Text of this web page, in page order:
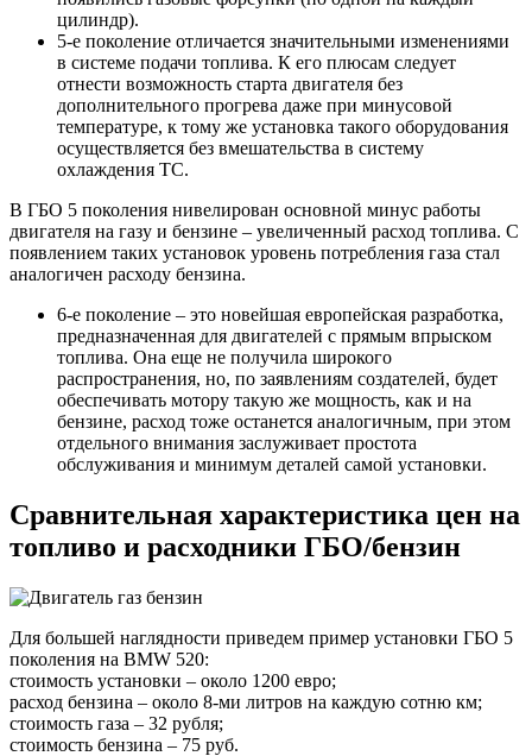
цилиндр).
5-е поколение отличается значительными изменениями
в системе подачи топлива. К его плюсам следует
отнести возможность старта двигателя без
дополнительного прогрева даже при минусовой
температуре, к тому же установка такого оборудования
осуществляется без вмешательства в систему
охлаждения ТС.
В ГБО 5 поколения нивелирован основной минус работы
двигателя на газу и бензине – увеличенный расход топлива. С
появлением таких установок уровень потребления газа стал
аналогичен расходу бензина.
6-е поколение – это новейшая европейская разработка,
предназначенная для двигателей с прямым впрыском
топлива. Она еще не получила широкого
распространения, но, по заявлениям создателей, будет
обеспечивать мотору такую же мощность, как и на
бензине, расход тоже останется аналогичным, при этом
отдельного внимания заслуживает простота
обслуживания и минимум деталей самой установки.
Сравнительная характеристика цен на
топливо и расходники ГБО/бензин
Для большей наглядности приведем пример установки ГБО 5
поколения на BMW 520:
стоимость установки – около 1200 евро;
расход бензина – около 8-ми литров на каждую сотню км;
стоимость газа – 32 рубля;
стоимость бензина – 75 руб.